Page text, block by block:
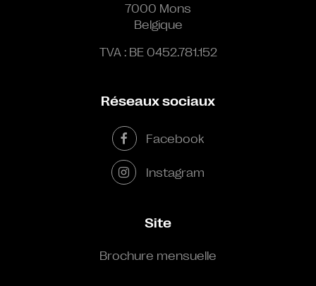
7000 Mons
Belgique
TVA : BE 0452.781.152
Réseaux sociaux
Facebook
Instagram
Site
Brochure mensuelle